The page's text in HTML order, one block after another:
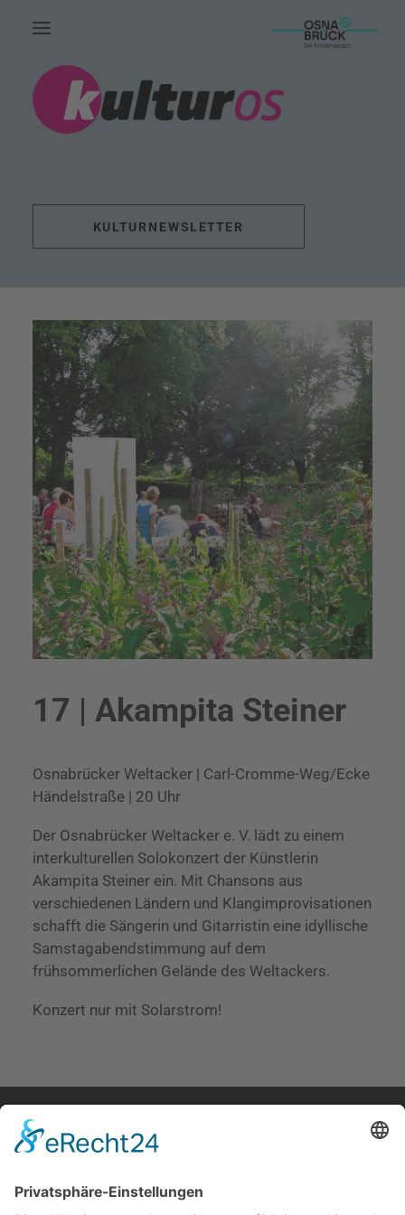
HOME.
AKTUELLES.
FÖRDERUNG.
KONTAKT.
SUCHE
KULTURNEWSLETTER
17 | Akampita Steiner
Osnabrücker Weltacker | Carl-Cromme-Weg/Ecke
Händelstraße | 20 Uhr
Der Osnabrücker Weltacker e. V. lädt zu einem
interkulturellen Solokonzert der Künstlerin
Akampita Steiner ein. Mit Chansons aus
verschiedenen Ländern und Klangimprovisationen
schafft die Sängerin und Gitarristin eine idyllische
Samstagabendstimmung auf dem
frühsommerlichen Gelände des Weltackers.
Konzert nur mit Solarstrom!